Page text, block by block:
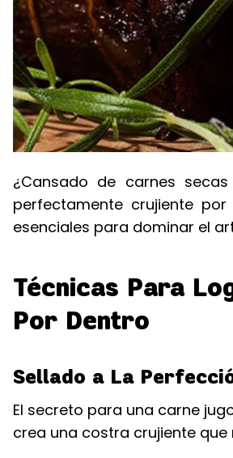
¿Cansado de carnes
perfectamente crujiente
esenciales para dominar el
Técnicas Para
Por Dentro
Sellado a La
El secreto para una carne
crea una costra crujiente que